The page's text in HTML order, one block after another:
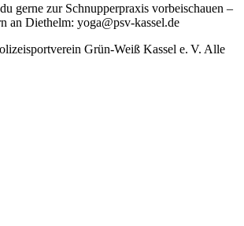
gerne zur Schnupperpraxis vorbeischauen –
an Diethelm: yoga@psv-kassel.de
Grün-Weiß Kassel e. V. Alle